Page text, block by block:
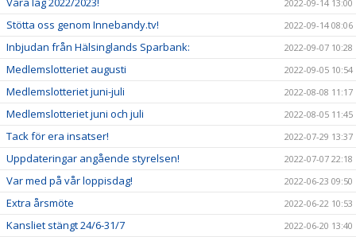
2022-09-14 13:00
Stötta oss genom Innebandy.tv! 2022-09-14 08:06
Inbjudan från Hälsinglands Sparbank: 2022-09-07 10:28
Medlemslotteriet augusti 2022-09-05 10:54
Medlemslotteriet juni-juli 2022-08-08 11:17
Medlemslotteriet juni och juli 2022-08-05 11:45
Tack för era insatser! 2022-07-29 13:37
Uppdateringar angående styrelsen! 2022-07-07 22:18
Var med på vår loppisdag! 2022-06-23 09:50
Extra årsmöte 2022-06-22 10:53
Kansliet stängt 24/6-31/7 2022-06-20 13:40